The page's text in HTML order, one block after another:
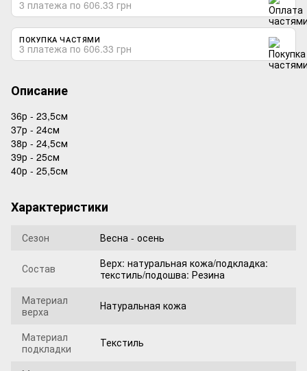
3 платежа по 606.33 грн
ПОКУПКА ЧАСТЯМИ
3 платежа по 606.33 грн
Описание
36р - 23,5см
37р - 24см
38р - 24,5см
39р - 25см
40р - 25,5см
Характеристики
Сезон Весна - осень
Состав
Верх: натуральная кожа/подкладка:
текстиль/подошва: Резина
Материал
верха
Натуральная кожа
Материал
подкладки
Текстиль